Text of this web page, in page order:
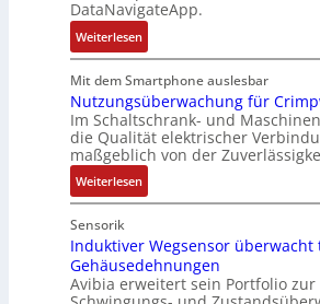
s
V
D
M
A
E
l
e
k
t
r
i
s
c
n
J
a
h
r
e
s
z
i
e
l
e
n
c
o
d
e
r
g
u
l
a
t
i
o
n
d
e
r
F
a
b
r
i
k
r
e
R
o
u
t
e
r
g
e
e
r
a
DataNavigateApp.
Weiterlesen:
D
e
r
g
a
n
z
e
n
f
a
Mit dem Smartphone auslesbar
Nutzungsüberwachung für
Im Schaltschrank- und
die Qualität elektrischer
maßgeblich von der
Weiterlesen:
N
t
z
u
Sensorik
Induktiver Wegsensor überwacht
Gehäusedehnungen
Avibia erweitert sein Portfolio zur